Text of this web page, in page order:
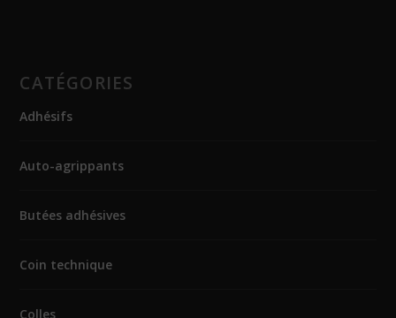
CATÉGORIES
Adhésifs
Auto-agrippants
Butées adhésives
Coin technique
Colles